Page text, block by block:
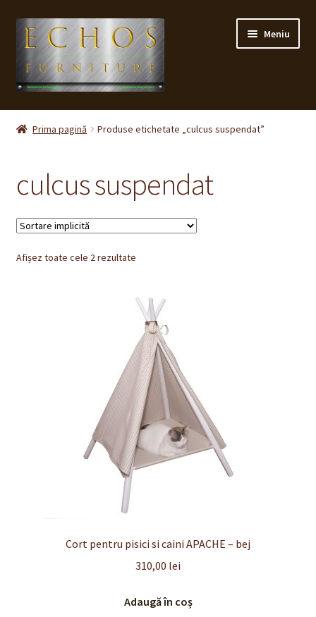
Sari
navigare
Sari
conținut
Meniu
Prima pagină
Contul meu
Coș
Cum cumpăr ?
Politică de Confidențialitate cu privire la prelucrarea
datelor cu caracter personal
Politica de rambursari si returnari
Prima pagină Produse etichetate „culcus suspendat”
culcus suspendat
Afișez toate cele 2 rezultate
Cort pentru pisici si caini APACHE – bej
310,00 lei
Adaugă în coș